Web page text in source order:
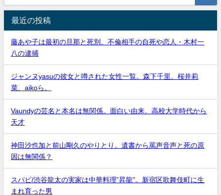
最近の投稿
藤あや子は最初の旦那と死別。不倫相手の自死や恋人・木村一
八の逮捕
ジャンヌyasuの彼女と噂された女性一覧。森下千里、桜井莉
菜、aikoら。
Vaundyの芸名と本名は無関係。面白い由来。高校大学時代から
天才
神田沙也加と前山剛久のやりとり。遺書から罵声音声と死の原
因は無関係？
スパビ/渋谷龍太の実家は中華料理”昇龍”。新宿区歌舞伎町に生
まれ育った男